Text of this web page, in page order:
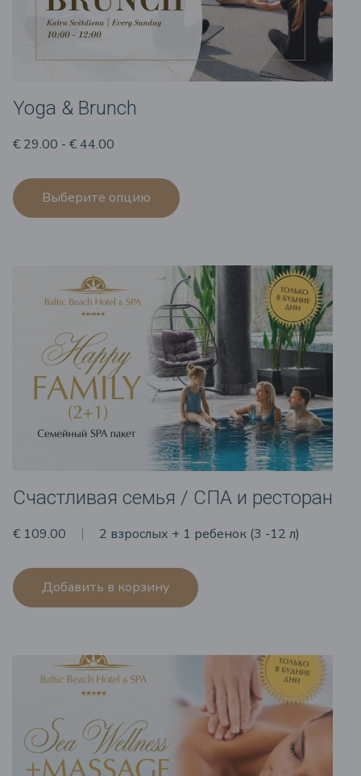
Yoga & Brunch
€ 29.00 - € 44.00
Выберите опцию
Счастливая семья / СПА и ресторан
€ 109.00 2 взрослых + 1 ребенок (3 -12 л)
Добавить в корзину